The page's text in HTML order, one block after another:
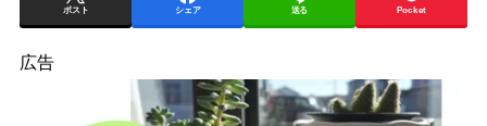
ポスト シェア 送る Pocket
広告